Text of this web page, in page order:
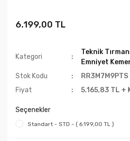
6.199,00 TL
Kategori
Teknik
Emniyet
Stok Kodu
RR3M7M9PTS
Fiyat
5.165,83 TL +
Seçenekler
Standart - STD - ( 6.199,00 TL )